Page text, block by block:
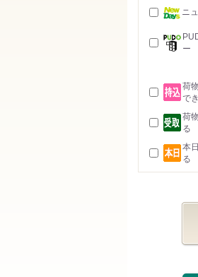
ニ
ー
荷
で
荷
る
本
る